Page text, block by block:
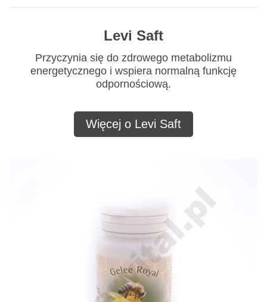
Levi Saft
Przyczynia się do zdrowego metabolizmu
energetycznego i wspiera normalną funkcję
odpornościową.
Więcej o Levi Saft